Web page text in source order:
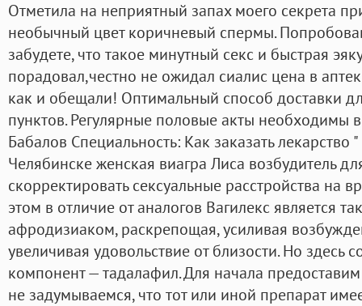
Отметила на неприятный запах моего секрета
необычный цвет коричневый спермы.
забудете, что такое минутный секс и быстрая
порадовал,честно не ожидал сиалис цена в
как и обещали! Оптимальный способ доставки
пунктов. Регулярные половые акты необходимы
Бабалов Специальность: Как заказать лекарство
Челябинске женская виагра Лиса возбудитель
скорректировать сексуальные расстройства на
этом в отличие от аналогов Вагилекс является
афродизиаком, раскрепощая, усиливая
увеличивая удовольствие от близости. Но здесь
компонент — тадалафил. Для начала
не задумываемся, что тот или иной препарат